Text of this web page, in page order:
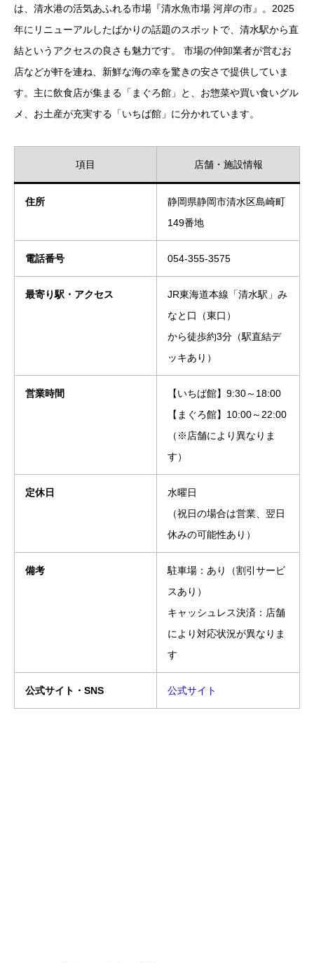
は、清水港の活気あふれる市場『清水魚市場 河岸の市』。2025
年にリニューアルしたばかりの話題のスポットで、清水駅から直
結というアクセスの良さも魅力です。 市場の仲卸業者が営むお
店などが軒を連ね、新鮮な海の幸を驚きの安さで提供していま
す。主に飲食店が集まる「まぐろ館」と、お惣菜や買い食いグル
メ、お土産が充実する「いちば館」に分かれています。
項目 店舗・施設情報
住所
静岡県静岡市清水区島崎町
149番地
電話番号 054-355-3575
最寄り駅・アクセス
JR東海道本線「清水駅」み
なと口（東口）
から徒歩約3分（駅直結デ
ッキあり）
営業時間
【いちば館】9:30～18:00
【まぐろ館】10:00～22:00
（※店舗により異なりま
す）
定休日
水曜日
（祝日の場合は営業、翌日
休みの可能性あり）
備考
駐車場：あり（割引サービ
スあり）
キャッシュレス決済：店舗
により対応状況が異なりま
す
公式サイト・SNS 公式サイト